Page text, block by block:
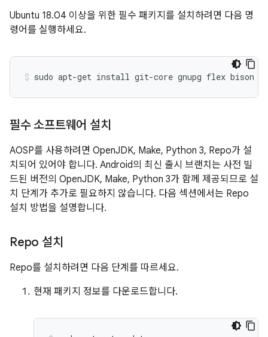
Ubuntu 18.04 이상을 위한 필수 패키지를 설치하려면 다음 명
령어를 실행하세요.
sudo apt-get install git-core gnupg flex bison
필수 소프트웨어 설치
AOSP를 사용하려면 OpenJDK, Make, Python 3, Repo가 설
치되어 있어야 합니다. Android의 최신 출시 브랜치는 사전 빌
드된 버전의 OpenJDK, Make, Python 3가 함께 제공되므로 설
치 단계가 추가로 필요하지 않습니다. 다음 섹션에서는 Repo
설치 방법을 설명합니다.
Repo 설치
Repo를 설치하려면 다음 단계를 따르세요.
현재 패키지 정보를 다운로드합니다.